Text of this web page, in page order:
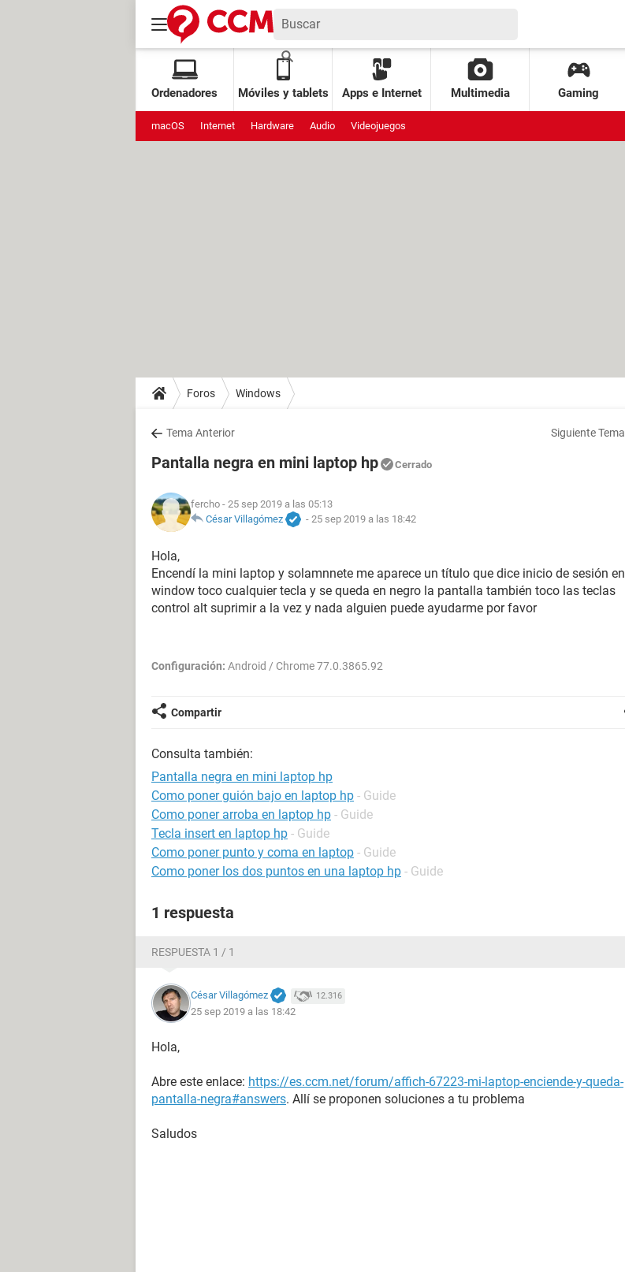
Ordenadores Móviles y tablets Apps e Internet Multimedia Gaming
macOS Internet Hardware Audio Videojuegos
Foros Windows
Tema Anterior Siguiente Tema
Pantalla negra en mini laptop hp Cerrado
fercho - 25 sep 2019 a las 05:13
César Villagómez
- 25 sep 2019 a las 18:42
Hola,
Encendí la mini laptop y solamnnete me aparece un título que dice inicio de sesión en
window toco cualquier tecla y se queda en negro la pantalla también toco las teclas
control alt suprimir a la vez y nada alguien puede ayudarme por favor
Configuración: Android / Chrome 77.0.3865.92
Compartir
Consulta también:
Pantalla negra en mini laptop hp
Como poner guión bajo en laptop hp - Guide
Como poner arroba en laptop hp - Guide
Tecla insert en laptop hp - Guide
Como poner punto y coma en laptop - Guide
Como poner los dos puntos en una laptop hp - Guide
1 respuesta
RESPUESTA 1 / 1
César Villagómez 12.316
25 sep 2019 a las 18:42
Hola,
Abre este enlace: https://es.ccm.net/forum/affich-67223-mi-laptop-enciende-y-queda-
pantalla-negra#answers. Allí se proponen soluciones a tu problema
Saludos